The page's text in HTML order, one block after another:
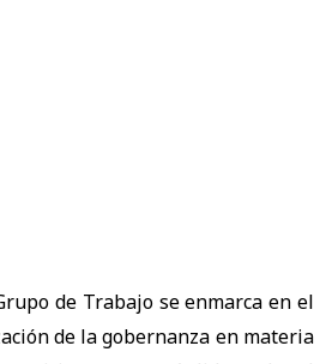
de Trabajo se enmarca en el
de la gobernanza en materia